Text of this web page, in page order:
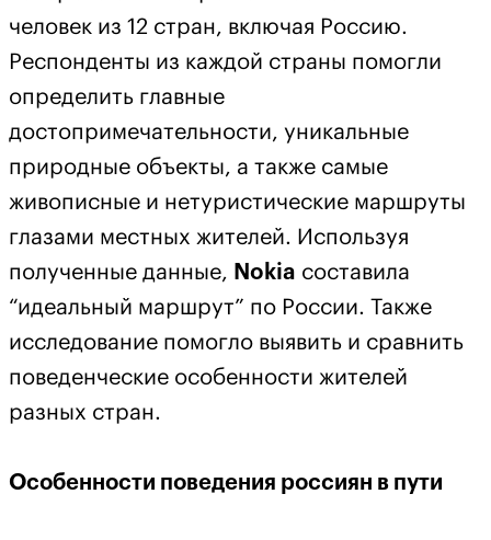
человек из 12 стран, включая Россию.
Респонденты из каждой страны помогли
определить главные
достопримечательности, уникальные
природные объекты, а также самые
живописные и нетуристические маршруты
глазами местных жителей. Используя
полученные данные, Nokia составила
“идеальный маршрут” по России. Также
исследование помогло выявить и сравнить
поведенческие особенности жителей
разных стран.
Особенности поведения россиян в пути